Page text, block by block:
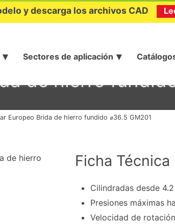
y descarga los archivos CAD
Sectores de aplicación
de hierro
Europeo Brida de hierro fundido ⌀36.5 GM201
de hierro
Ficha Técnica
Cilindradas desde
Presiones máximas
Velocidad de